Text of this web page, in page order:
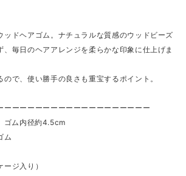
ッドヘアゴム。ナチュラルな質感のウッドビーズ
、毎日のヘアアレンジを柔らかな印象に仕上げま
で、使い勝手の良さも重宝するポイント。
ーーーーーーーーーーーーーーーーーーー
ゴム内径約4.5cm
ム
ジ入り）